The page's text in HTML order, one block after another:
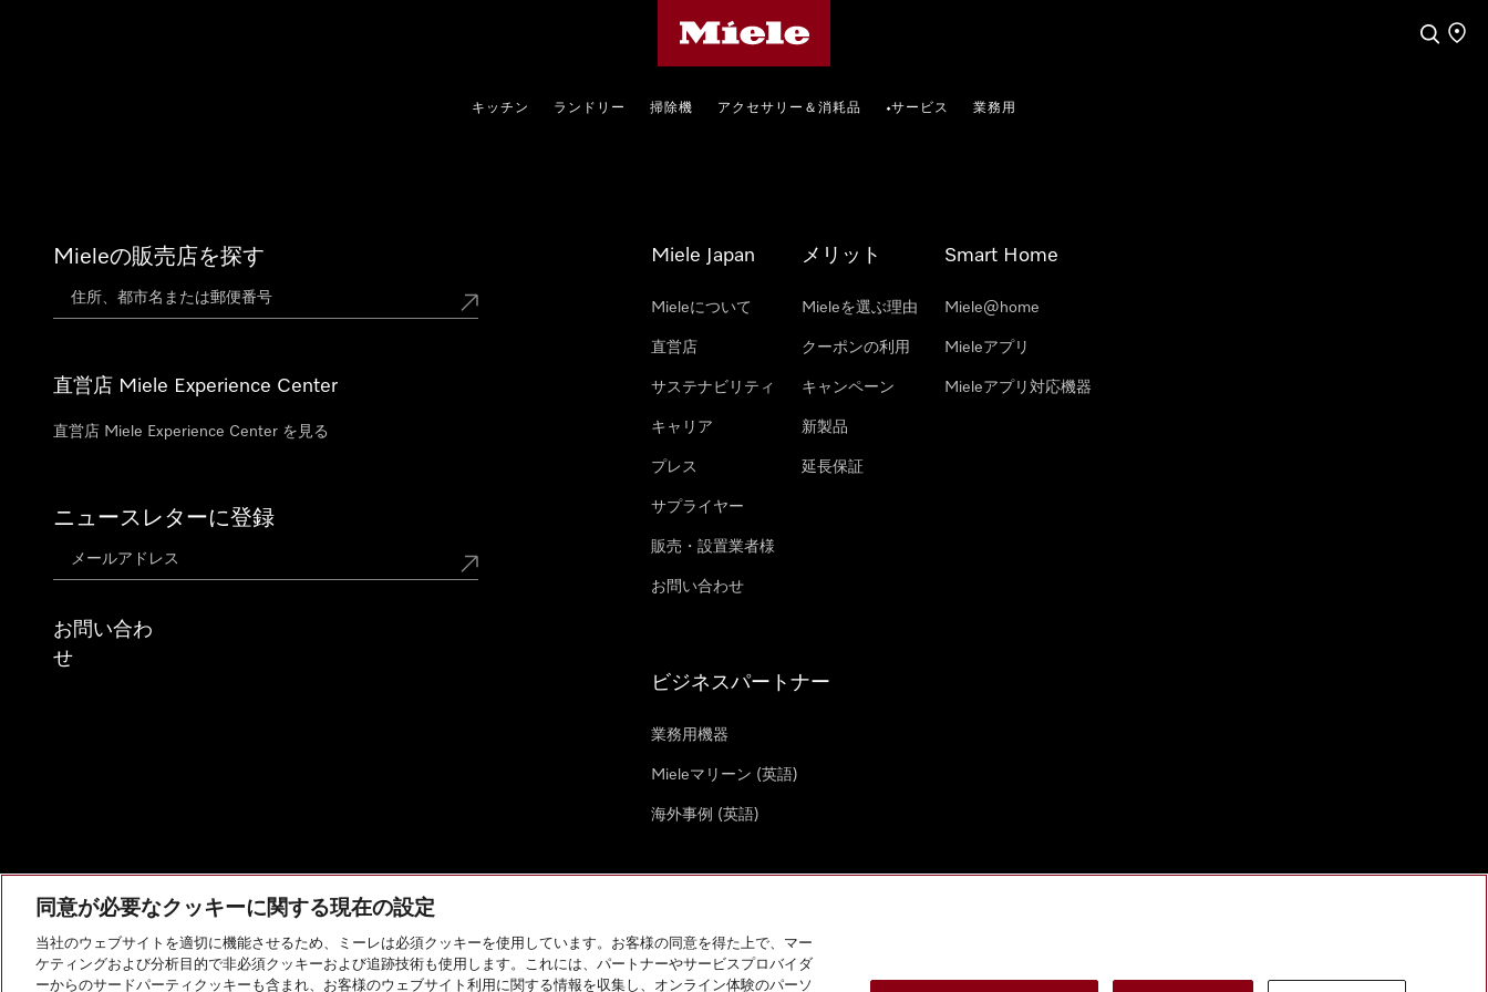
検索 店舗
キッチン ランドリー 掃除機 アクセサリー＆消耗品 •サービス 業務用
Mieleの販売店を探す
直営店 Miele Experience Center
直営店 Miele Experience Center を見る
ニュースレターに登録
お問い合わ
せ
Miele Japan
Mieleについて
直営店
サステナビリティ
キャリア
プレス
サプライヤー
販売・設置業者様
お問い合わせ
メリット
Mieleを選ぶ理由
クーポンの利用
キャンペーン
新製品
延長保証
Smart Home
Miele@home
Mieleアプリ
Mieleアプリ対応機器
ビジネスパートナー
業務用機器
Mieleマリーン (英語)
海外事例 (英語)
会社概要 法的通知 個人情報保護方針 利用規約
クッキー設定
同意が必要なクッキーに関する現在の設定
当社のウェブサイトを適切に機能させるため、ミーレは必須クッキーを使用しています。お客様の同意を得た上で、マー
ケティングおよび分析目的で非必須クッキーおよび追跡技術も使用します。これには、パートナーやサービスプロバイダ
ーからのサードパーティクッキーも含まれ、お客様のウェブサイト利用に関する情報を収集し、オンライン体験のパーソ